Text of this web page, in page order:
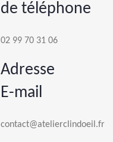
de téléphone
02 99 70 31 06
Adresse
E-mail
contact@atelierclindoeil.fr